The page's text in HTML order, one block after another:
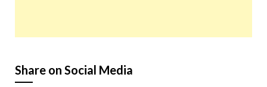
Share on Social Media